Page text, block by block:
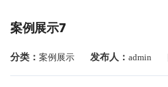
案例展示7
分类： 案例展示 发布人： admin